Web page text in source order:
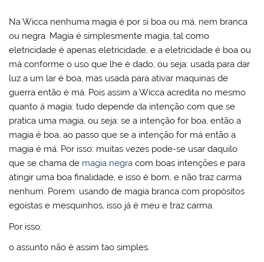
Na Wicca nenhuma magia é por si boa ou má, nem branca
ou negra. Magia é simplesmente magia, tal como
eletricidade é apenas eletricidade, e a eletricidade é boa ou
má conforme o uso que lhe é dado, ou seja: usada para dar
luz a um lar é boa, mas usada para ativar maquinas de
guerra então é má. Pois assim a Wicca acredita no mesmo
quanto á magia: tudo depende da intenção com que se
pratica uma magia, ou seja: se a intenção for boa, então a
magia é boa, ao passo que se a intenção for má então a
magia é má. Por isso: muitas vezes pode-se usar daquilo
que se chama de magia negra com boas intenções e para
atingir uma boa finalidade, e isso é bom, e não traz carma
nenhum. Porem: usando de magia branca com propósitos
egoístas e mesquinhos, isso já é meu e traz carma.
Por isso:
o assunto não é assim tao simples.